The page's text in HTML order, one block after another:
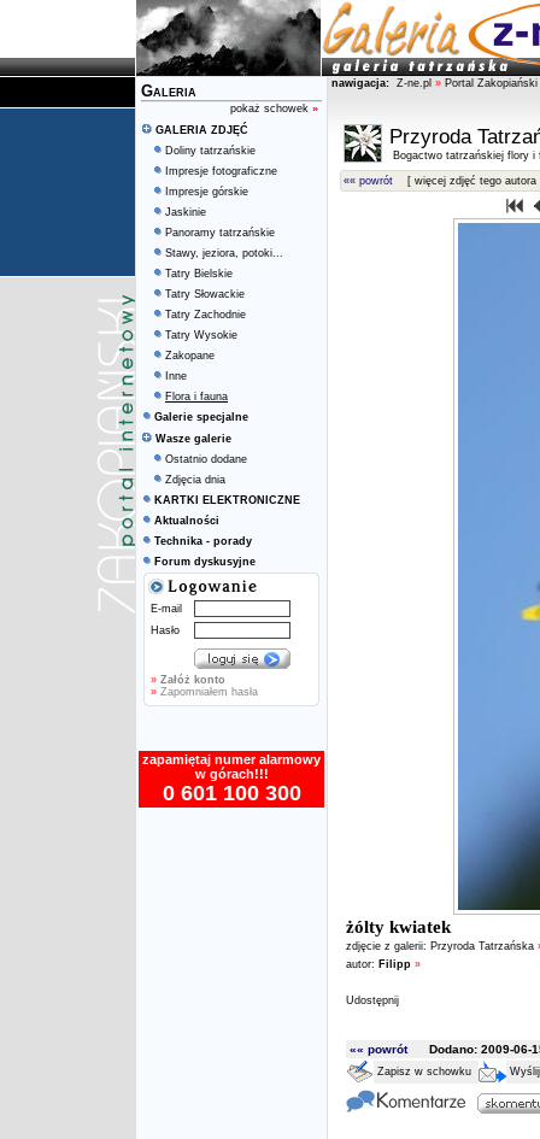
Galeria
pokaż schowek »
GALERIA ZDJĘĆ
Doliny tatrzańskie
Impresje fotograficzne
Impresje górskie
Jaskinie
Panoramy tatrzańskie
Stawy, jeziora, potoki...
Tatry Bielskie
Tatry Słowackie
Tatry Zachodnie
Tatry Wysokie
Zakopane
Inne
Flora i fauna
Galerie specjalne
Wasze galerie
Ostatnio dodane
Zdjęcia dnia
KARTKI ELEKTRONICZNE
Aktualności
Technika - porady
Forum dyskusyjne
E-mail
Hasło
» Załóż konto
» Zapomniałem hasła
zapamiętaj numer alarmowy
w górach!!!
0 601 100 300
nawigacja: Z-ne.pl » Portal Zakopiański
Przyroda
Bogactwo tatrzańskiej flory i
«« powrót [ więcej zdjęć tego autora
żólty kwiatek
zdjęcie z galerii: Przyroda Tatrzańska
autor: Filipp »
Udostępnij
«« powrótDodano: 2009-06-
Zapisz w schowku